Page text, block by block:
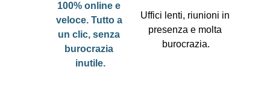
100% online e
veloce. Tutto a
un clic, senza
burocrazia
inutile.
Uffici lenti, riunioni in
presenza e molta
burocrazia.